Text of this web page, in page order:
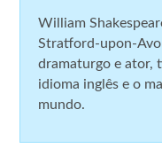
William
Stratford-upon-
dramaturgo e ator,
idioma inglês e o
mundo.